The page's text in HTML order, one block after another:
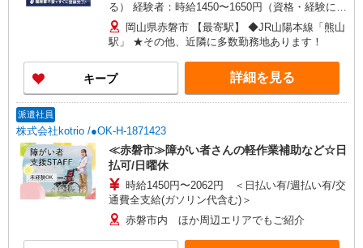
る） 経験者：時給1450〜1650円（資格・経験によ
る） ◎月収例 時給1650円×1日8時間×22日（週5
日）＝29万400円 ◆昇給あり ◆支払い方法 ※日払
い/週払い/月払い対応も可能です。詳しくは面談時
にご相談ください。 ◆交通費：別途全額支給 ※当
社規定あり
岡山県赤磐市 【最寄駅】 ◆JR山陽本線「熊山
駅」 ★その他、近隣に多数勤務地あります！
キープ 詳細を見る
派遣社員
株式会社kotrio /●OK-H-1871423
≪赤磐市≫障がい者さんの軽作業補助など☆日
払可/日曜休
時給1450円〜2062円 ＜日払い有/週払い有/交
通費全支給(ガソリン代含む)＞
赤磐市内 ほか周辺エリアでもご紹介